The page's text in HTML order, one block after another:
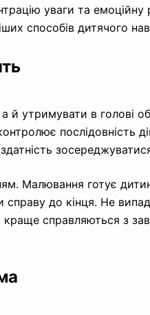
уваги та емоційну
способів дитячого
й утримувати в голові
послідовність
Малювання готує
справу до кінця. Не
справляються з